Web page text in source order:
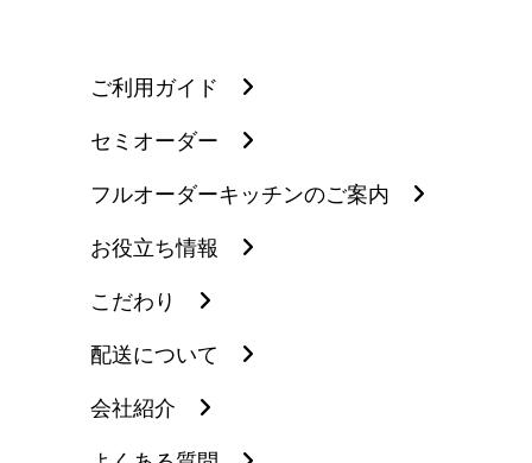
ご利用ガイド
セミオーダー
フルオーダーキッチンのご案内
お役立ち情報
こだわり
配送について
会社紹介